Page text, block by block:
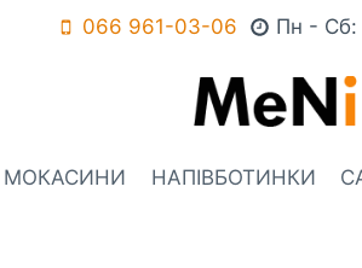
066 961-03-06 Пн - Сб:
МОКАСИНИ НАПІВБОТИНКИ